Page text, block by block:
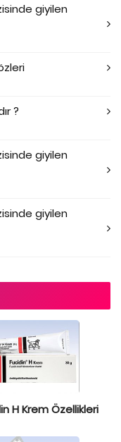
giyilen
?
giyilen
giyilen
H Krem Özellikleri